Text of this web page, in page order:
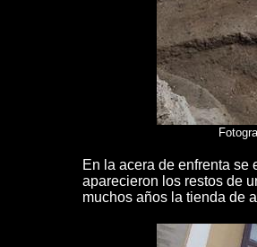
En la acera de enfrenta se
aparecieron los restos de
muchos años la tienda de